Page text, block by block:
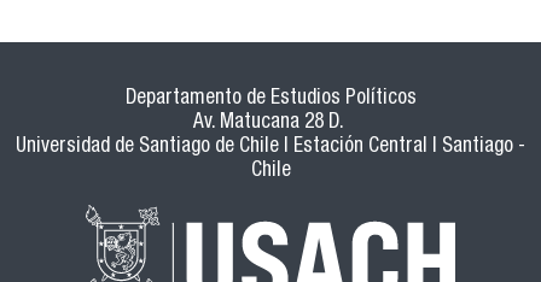
Departamento de Estudios Políticos
Av. Matucana 28 D.
Universidad de Santiago de Chile | Estación Central | Santiago -
Chile